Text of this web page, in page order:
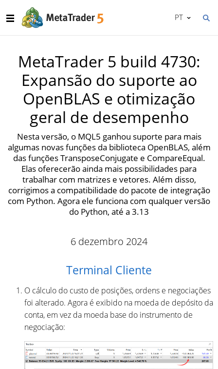
PT
MetaTrader 5 build 4730:
Expansão do suporte ao
OpenBLAS e otimização
geral de desempenho
Nesta versão, o MQL5 ganhou suporte para mais
algumas novas funções da biblioteca OpenBLAS, além
das funções TransposeConjugate e CompareEqual.
Elas oferecerão ainda mais possibilidades para
trabalhar com matrizes e vetores. Além disso,
corrigimos a compatibilidade do pacote de integração
com Python. Agora ele funciona com qualquer versão
do Python, até a 3.13
6 dezembro 2024
Terminal Cliente
O cálculo do custo de posições, ordens e negociações
foi alterado. Agora é exibido na moeda de depósito da
conta, em vez da moeda base do instrumento de
negociação: